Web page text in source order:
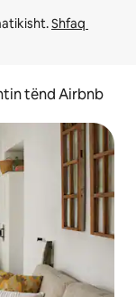
Shfaq
tënd Airbnb